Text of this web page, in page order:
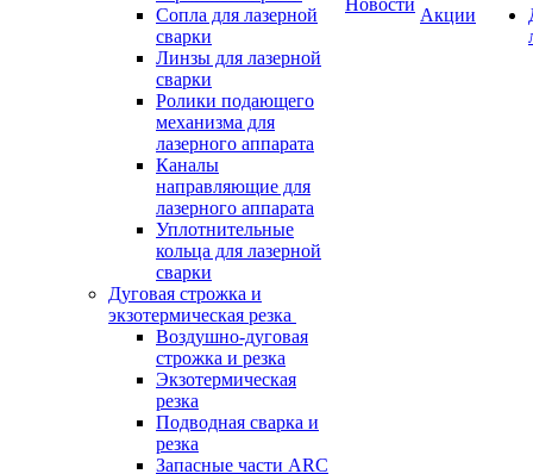
Сопла для лазерной
сварки
Линзы для лазерной
сварки
Ролики подающего
механизма для
лазерного аппарата
Каналы
направляющие для
лазерного аппарата
Уплотнительные
кольца для лазерной
сварки
Дуговая строжка и
экзотермическая резка
Воздушно-дуговая
строжка и резка
Экзотермическая
резка
Подводная сварка и
резка
Запасные части ARC
Новости
Акции